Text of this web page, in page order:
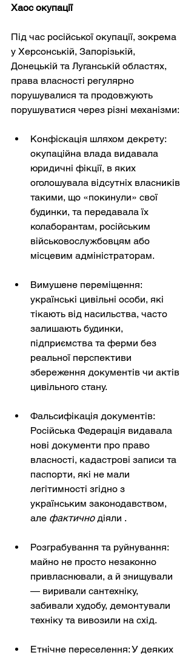
Хаос окупації
Під час російської окупації, зокрема
у Херсонській, Запорізькій,
Донецькій та Луганській областях,
права власності регулярно
порушувалися та продовжують
порушуватися через різні механізми:
Конфіскація шляхом декрету:
окупаційна влада видавала
юридичні фікції, в яких
оголошувала відсутніх власників
такими, що «покинули» свої
будинки, та передавала їх
колаборантам, російським
військовослужбовцям або
місцевим адміністраторам.
Вимушене переміщення:
українські цивільні особи, які
тікають від насильства, часто
залишають будинки,
підприємства та ферми без
реальної перспективи
збереження документів чи актів
цивільного стану.
Фальсифікація документів:
Російська Федерація видавала
нові документи про право
власності, кадастрові записи та
паспорти, які не мали
легітимності згідно з
українським законодавством,
але фактично діяли .
Розграбування та руйнування:
майно не просто незаконно
привласнювали, а й знищували
— виривали сантехніку,
забивали худобу, демонтували
техніку та вивозили на схід.
Етнічне переселення: У деяких